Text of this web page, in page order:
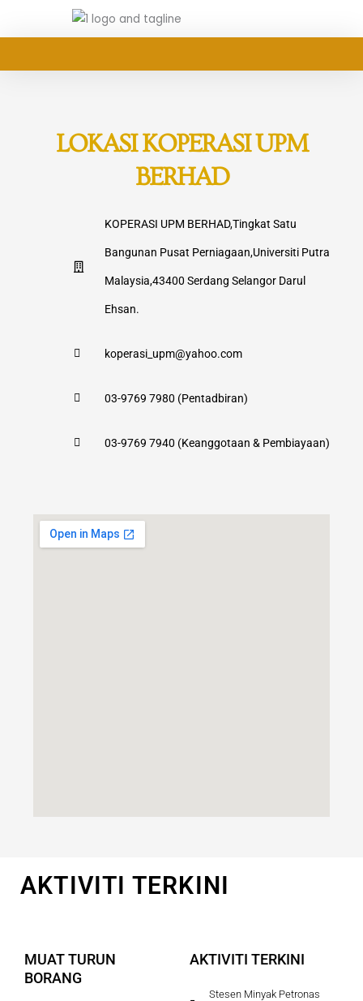
LOKASI KOPERASI UPM
BERHAD
KOPERASI UPM BERHAD,Tingkat Satu
Bangunan Pusat Perniagaan,Universiti Putra
Malaysia,43400 Serdang Selangor Darul
Ehsan.
koperasi_upm@yahoo.com
03-9769 7980 (Pentadbiran)
03-9769 7940 (Keanggotaan & Pembiayaan)
AKTIVITI TERKINI
MUAT TURUN
BORANG
AKTIVITI TERKINI
Stesen Minyak Petronas